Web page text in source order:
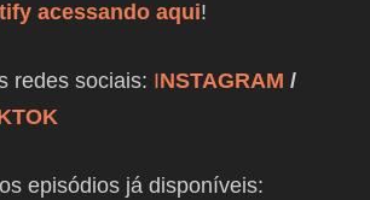
acessando aqui!
redes sociais: INSTAGRAM /
episódios já disponíveis: